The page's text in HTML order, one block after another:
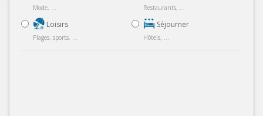
Mode, ...
Loisirs
Plages, sports, ...
Restaurants, ...
Séjourner
Hôtels, ...